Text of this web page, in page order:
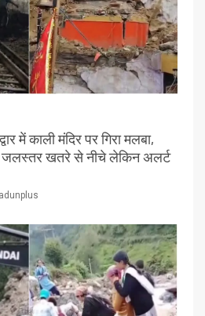
में काली मंदिर पर गिरा मलबा,
खतरे से नीचे लेकिन अलर्ट